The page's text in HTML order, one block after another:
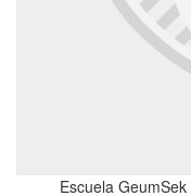
Escuela GeumSek